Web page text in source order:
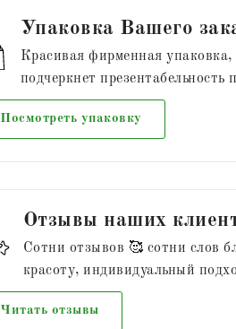
Упаковка Вашего
Красивая фирменная упаковка,
подчеркнет презентабельность
Посмотреть упаковку
Отзывы наших
Сотни отзывов 🥰 сотни слов
красоту, индивидуальный
Читать отзывы